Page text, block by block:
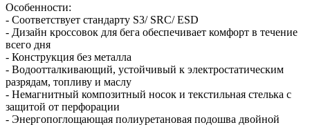
Особенности:
- Соответствует стандарту S3/ SRC/ ESD
- Дизайн кроссовок для бега обеспечивает комфорт в течение
всего дня
- Конструкция без металла
- Водоотталкивающий, устойчивый к электростатическим
разрядам, топливу и маслу
- Немагнитный композитный носок и текстильная стелька с
защитой от перфорации
- Энергопоглощающая полиуретановая подошва двойной